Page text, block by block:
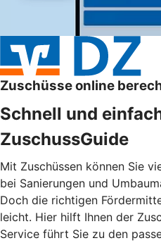
Zuschüsse online
Schnell und
ZuschussGuide
Mit Zuschüssen können Sie
bei Sanierungen und
Doch die richtigen
leicht. Hier hilft Ihnen der
Service führt Sie zu den